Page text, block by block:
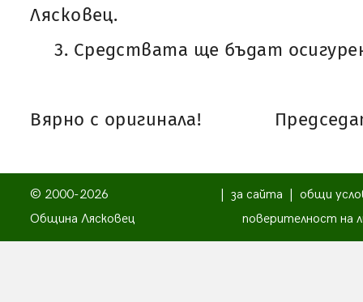
Лясковец.
3. Средствата ще бъдат
Вярно с оригинала!
© 2000-2026
Община Лясковец
за сайта
общи
поверителност на